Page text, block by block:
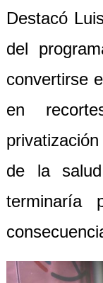
Destacó
del
convertirse
en
de la
terminaría